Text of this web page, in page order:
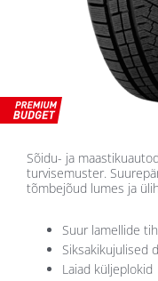
Sõidu- ja
turvisemuster.
tõmbejõud lumes ja
Suur lamellide
Siksakikujulised
Laiad küljeplokid